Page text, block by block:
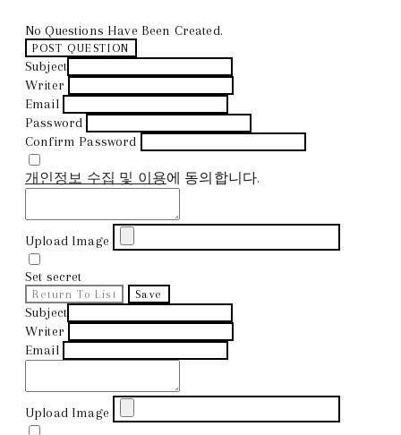
No Questions Have Been Created.
POST QUESTION
Subject
Writer
Email
Password
Confirm Password
개인정보 수집 및 이용에 동의합니다.
Upload Image
Set secret
Return To List Save
Subject
Writer
Email
Upload Image